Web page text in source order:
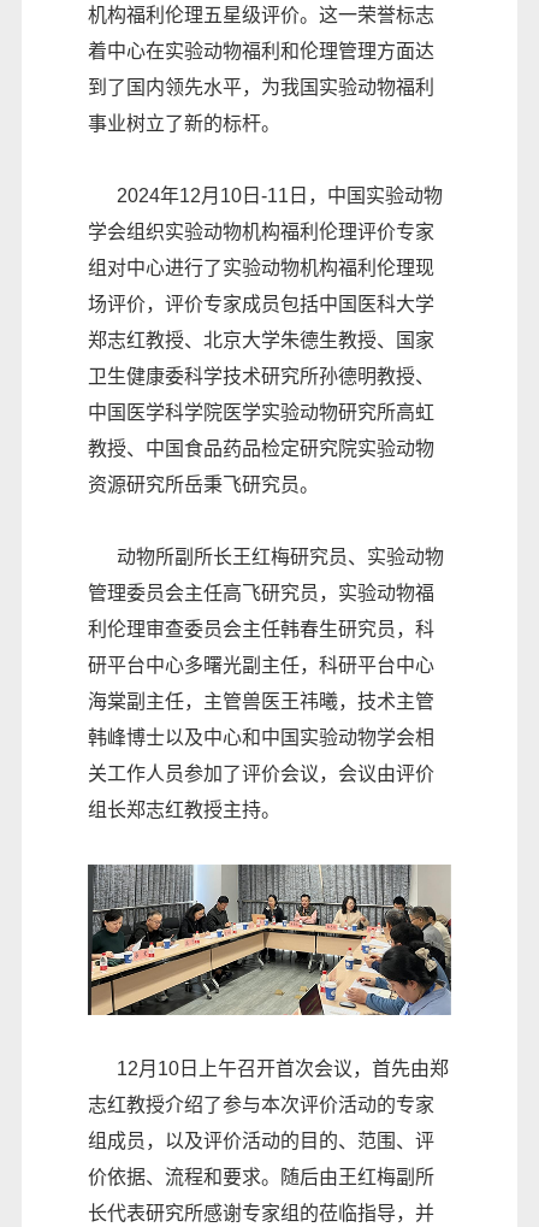
机构福利伦理五星级评价。这一荣誉标志
着中心在实验动物福利和伦理管理方面达
到了国内领先水平，为我国实验动物福利
事业树立了新的标杆。
2024年12月10日-11日，中国实验动物
学会组织实验动物机构福利伦理评价专家
组对中心进行了实验动物机构福利伦理现
场评价，评价专家成员包括中国医科大学
郑志红教授、北京大学朱德生教授、国家
卫生健康委科学技术研究所孙德明教授、
中国医学科学院医学实验动物研究所高虹
教授、中国食品药品检定研究院实验动物
资源研究所岳秉飞研究员。
动物所副所长王红梅研究员、实验动物
管理委员会主任高飞研究员，实验动物福
利伦理审查委员会主任韩春生研究员，科
研平台中心多曙光副主任，科研平台中心
海棠副主任，主管兽医王祎曦，技术主管
韩峰博士以及中心和中国实验动物学会相
关工作人员参加了评价会议，会议由评价
组长郑志红教授主持。
12月10日上午召开首次会议，首先由郑
志红教授介绍了参与本次评价活动的专家
组成员，以及评价活动的目的、范围、评
价依据、流程和要求。随后由王红梅副所
长代表研究所感谢专家组的莅临指导，并